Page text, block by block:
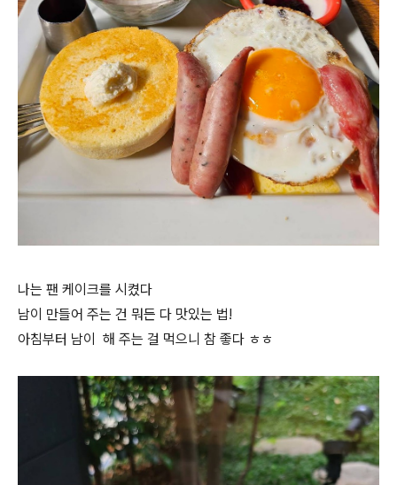
나는 팬 케이크를 시켰다
남이 만들어 주는 건 뭐든 다 맛있는 법!
아침부터 남이 해 주는 걸 먹으니 참 좋다 ㅎㅎ